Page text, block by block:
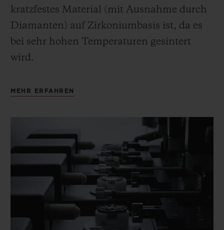
kratzfestes Material (mit Ausnahme durch
Diamanten) auf Zirkoniumbasis ist, da es
bei sehr hohen Temperaturen gesintert
wird.
MEHR ERFAHREN